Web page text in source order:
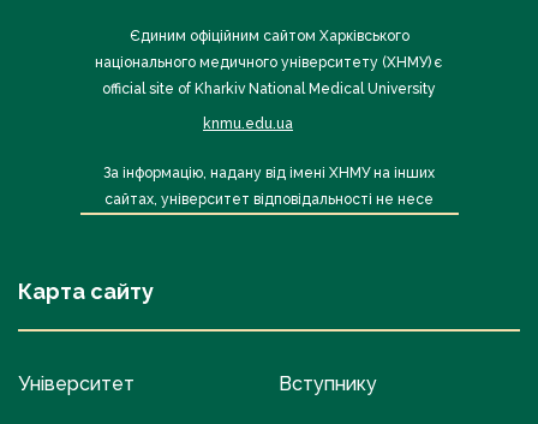
Єдиним офіційним сайтом Харківського
національного медичного університету (ХНМУ) є
official site of Kharkiv National Medical University
knmu.edu.ua
За інформацію, надану від імені ХНМУ на інших
сайтах, університет відповідальності не несе
Карта сайту
Університет Вступнику